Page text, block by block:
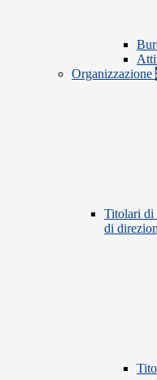
Organizzazione
Titolari di
di